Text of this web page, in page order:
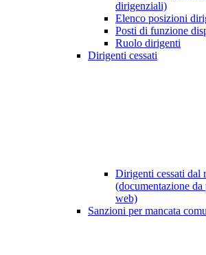
dirigenziali)
Elenco posizioni
Posti di funzione
Ruolo dirigenti
Dirigenti cessati
Dirigenti cessati dal
(documentazione
web)
Sanzioni per mancata